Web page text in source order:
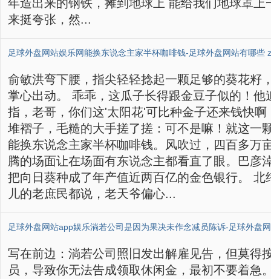
年造出来的钢铁，摊到地球上 能给我们地球罩
来挺夸张，然...
俞敏洪弯下腰，指尖轻轻捻起一颗足够的葵花籽
掌心出动。 乖乖，这瓜子长得跟金豆子似的！
指，老哥，你们这'太阳花'可比种金子还来钱快
堆褶子，毛糙的大手搓了搓：可不是嘛！就这一
能换东说念主家半杯咖啡钱。风吹过，四百多万
腾的场面让在场面有东说念主都看直了眼。巴彦
把向日葵种成了年产值近两百亿的金色银行。
儿的老庶民都说，老天爷偏心...
写在前边：淌若公司照旧发出解雇见告，但莫得
员，导致你无法告成领取休闲金，最初不要着急